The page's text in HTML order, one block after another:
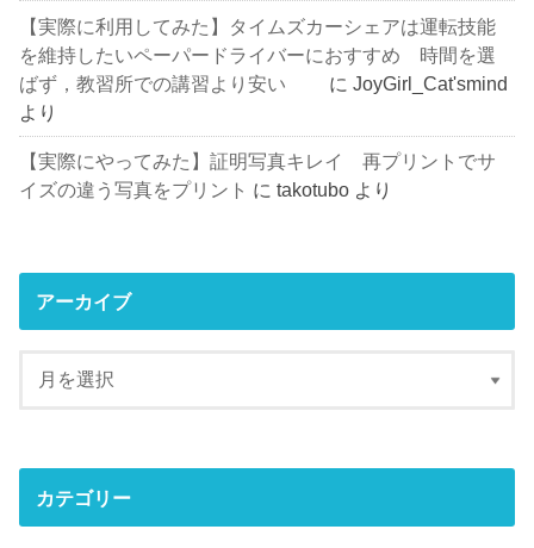
【実際に利用してみた】タイムズカーシェアは運転技能
を維持したいペーパードライバーにおすすめ 時間を選
ばず，教習所での講習より安い
にJoyGirl_Cat'smind
より
【実際にやってみた】証明写真キレイ 再プリントでサ
イズの違う写真をプリント にtakotubo より
アーカイブ
カテゴリー